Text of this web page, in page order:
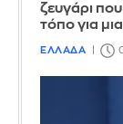
ζευγάρι
τόπο για
ΕΛΛΑΔΑ